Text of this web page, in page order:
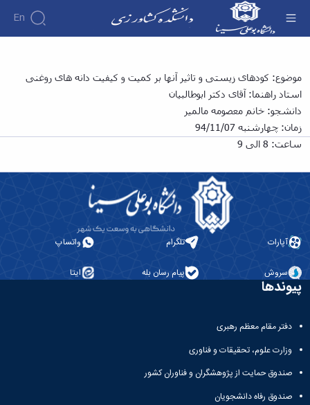
En
سمینار کارشناسی ارشد خانم: "معصومه مالمیر" با
موضوع "کودهای زیستی و تاثیر آنها بر کمیت و
کیفیت دانه های روغنی" - دانشکده کشاورزی
موضوع: کودهای زیستی و تاثیر آنها بر کمیت و کیفیت دانه های روغنی
استاد راهنما: آقای دکتر ابوطالبیان
دانشجو: خانم معصومه مالمیر
زمان: چهارشنبه 94/11/07
ساعت: 8 الی 9
آپارات تلگرام واتساپ
سروش پیام رسان بله ایتا
پیوندها
دفتر مقام معظم رهبری
وزارت علوم، تحقیقات و فناوری
صندوق حمایت از پژوهشگران و فناوران کشور
صندوق رفاه دانشجویان